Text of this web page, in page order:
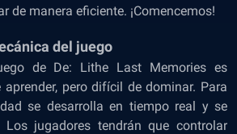
de manera eficiente. ¡Comencemos!
del juego
de De: Lithe Last Memories es
pero difícil de dominar. Para
se desarrolla en tiempo real y se
jugadores tendrán que controlar